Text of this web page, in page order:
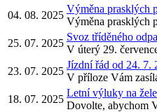
04. 08. 2025
Výměna prasklých
Výměna prasklých
25. 07. 2025
Svoz tříděného
V úterý 29.
23. 07. 2025
Jízdní řád od 24. 7.
V příloze Vám
18. 07. 2025
Letní výluky na
Dovolte, abychom